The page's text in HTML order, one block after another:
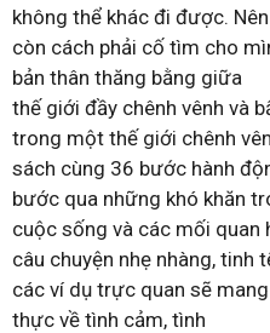
không thể khác đi được.
còn cách phải cố tìm cho
bản thân thăng bằng giữa
thế giới đầy chênh vênh và
trong một thế giới chênh
sách cùng 36 bước hành
bước qua những khó khăn
cuộc sống và các mối quan
câu chuyện nhẹ nhàng, tinh
các ví dụ trực quan sẽ
thực về tình cảm, tình